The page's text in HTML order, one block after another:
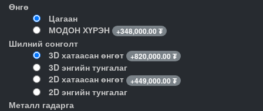
Өнгө
Цагаан
МОДОН ХҮРЭН
+348,000.00 ₮
Шилний сонголт
3D хатаасан өнгөт
+820,000.00 ₮
3D энгийн тунгалаг
2D хатаасан өнгөт
+449,000.00 ₮
2D энгийн тунгалаг
Металл гадарга